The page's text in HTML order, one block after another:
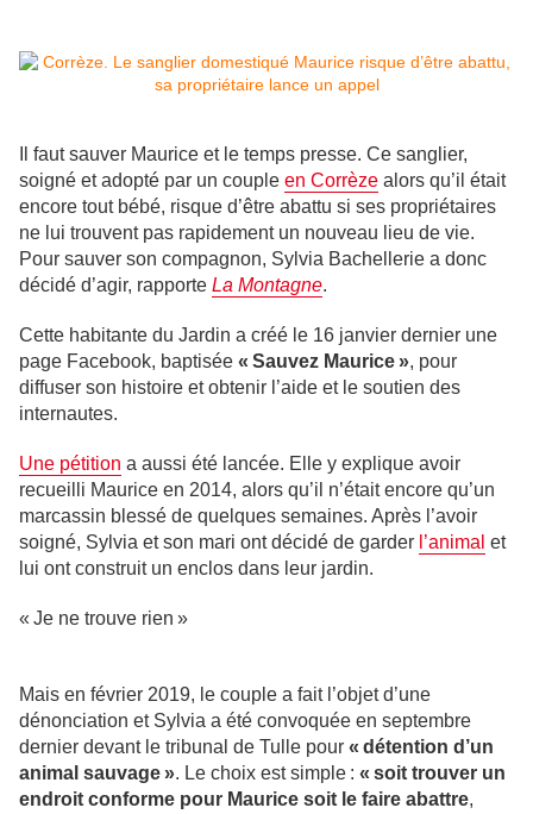
Il faut sauver Maurice et le temps presse. Ce sanglier,
soigné et adopté par un couple en Corrèze alors qu’il était
encore tout bébé, risque d’être abattu si ses propriétaires
ne lui trouvent pas rapidement un nouveau lieu de vie.
Pour sauver son compagnon, Sylvia Bachellerie a donc
décidé d’agir, rapporte La Montagne.
Cette habitante du Jardin a créé le 16 janvier dernier une
page Facebook, baptisée « Sauvez Maurice », pour
diffuser son histoire et obtenir l’aide et le soutien des
internautes.
Une pétition a aussi été lancée. Elle y explique avoir
recueilli Maurice en 2014, alors qu’il n’était encore qu’un
marcassin blessé de quelques semaines. Après l’avoir
soigné, Sylvia et son mari ont décidé de garder l’animal et
lui ont construit un enclos dans leur jardin.
« Je ne trouve rien »
Mais en février 2019, le couple a fait l’objet d’une
dénonciation et Sylvia a été convoquée en septembre
dernier devant le tribunal de Tulle pour « détention d’un
animal sauvage ». Le choix est simple : « soit trouver un
endroit conforme pour Maurice soit le faire abattre,